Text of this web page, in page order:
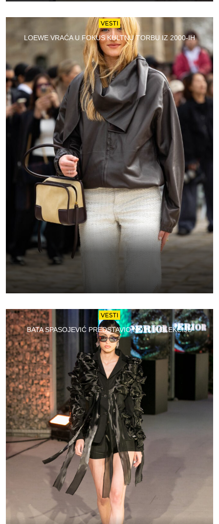
VESTI
LOEWE VRAĆA U FOKUS KULTNU TORBU IZ 2000-IH
VESTI
BATA SPASOJEVIĆ PREDSTAVIO NOVU KOLEKCIJU